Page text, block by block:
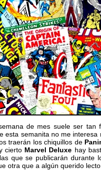
de mes suele ser tan
esta semanita no me
traerán los chiquillos de
cierto Marvel Deluxe hay
que se publicarán durante
otra que a algún querido